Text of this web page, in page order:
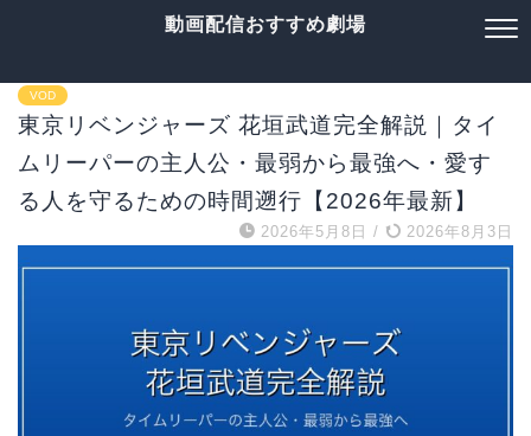
動画配信おすすめ劇場
VOD
東京リベンジャーズ 花垣武道完全解説｜タイ
ムリーパーの主人公・最弱から最強へ・愛す
る人を守るための時間遡行【2026年最新】
2026年5月8日 / 2026年8月3日